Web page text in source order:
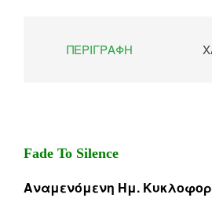
ΠΕΡΙΓΡΑΦΉ
Fade To Silence
Αναμενόμενη Ημ.